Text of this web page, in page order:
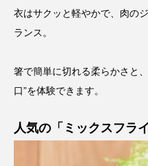
衣はサクッと軽やかで、肉の
ランス。
箸で簡単に切れる柔らかさと
口”を体験できます。
人気の「ミックスフラ